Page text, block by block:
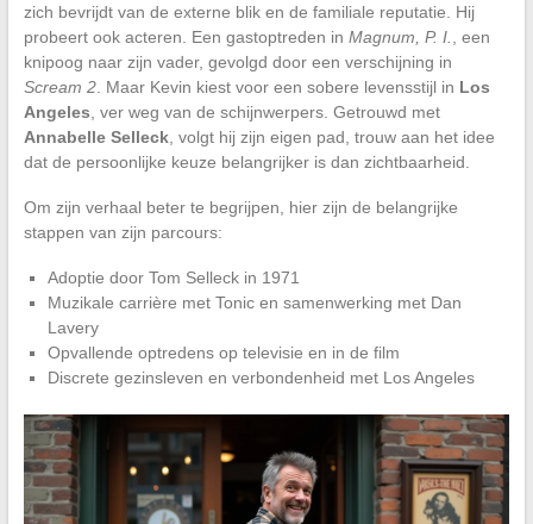
zich bevrijdt van de externe blik en de familiale reputatie. Hij
probeert ook acteren. Een gastoptreden in Magnum, P. I.
, een
knipoog naar zijn vader, gevolgd door een verschijning in
Scream 2. Maar Kevin kiest voor een sobere levensstijl in Los
Angeles , ver weg van de schijnwerpers. Getrouwd met
Annabelle Selleck, volgt hij zijn eigen pad, trouw aan het idee
dat de persoonlijke keuze belangrijker is dan zichtbaarheid.
Om zijn verhaal beter te begrijpen, hier zijn de belangrijke
stappen van zijn parcours:
Adoptie door Tom Selleck in 1971
Muzikale carrière met Tonic en samenwerking met Dan
Lavery
Opvallende optredens op televisie en in de film
Discrete gezinsleven en verbondenheid met Los Angeles